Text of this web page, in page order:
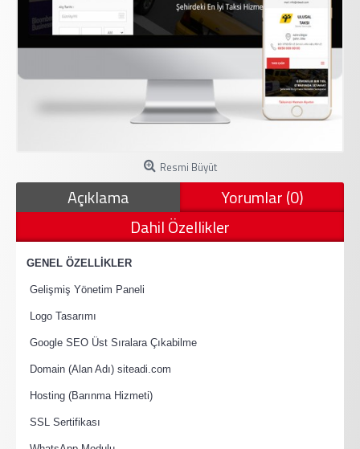
Resmi Büyüt
Açıklama
Yorumlar (0)
Dahil Özellikler
GENEL ÖZELLİKLER
Gelişmiş Yönetim Paneli
Logo Tasarımı
Google SEO Üst Sıralara Çıkabilme
Domain (Alan Adı) siteadi.com
Hosting (Barınma Hizmeti)
SSL Sertifikası